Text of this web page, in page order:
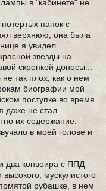
в "кабинете" не
папок с
верхнюю, она была
я увидел
звезды на
скрепкой доносы...
так плох, как о нем
биографии мой
поступке во время
даже не стал
их содержание.
в моей голове и
два конвоира с ППД
мускулистого
рубашке, в нем